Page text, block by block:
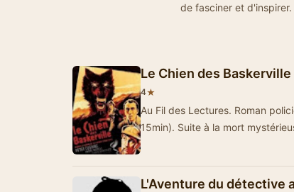
de fasciner et d'inspirer.
Le Chien des Baskerville
4★
Au Fil des Lectures. Roman
15min). Suite à la mort
L'Aventure du détective